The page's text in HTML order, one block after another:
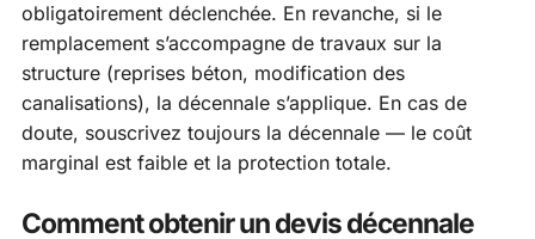
obligatoirement déclenchée. En revanche, si le
remplacement s’accompagne de travaux sur la
structure (reprises béton, modification des
canalisations), la décennale s’applique. En cas de
doute, souscrivez toujours la décennale — le coût
marginal est faible et la protection totale.
Comment obtenir un devis décennale